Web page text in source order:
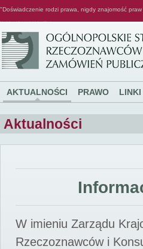
"Doświadczenie rodzi prawa, nigdy znajomość
AKTUALNOŚCI PRAWO LINKI
Aktualności
W imieniu Zarządu
Rzeczoznawców i